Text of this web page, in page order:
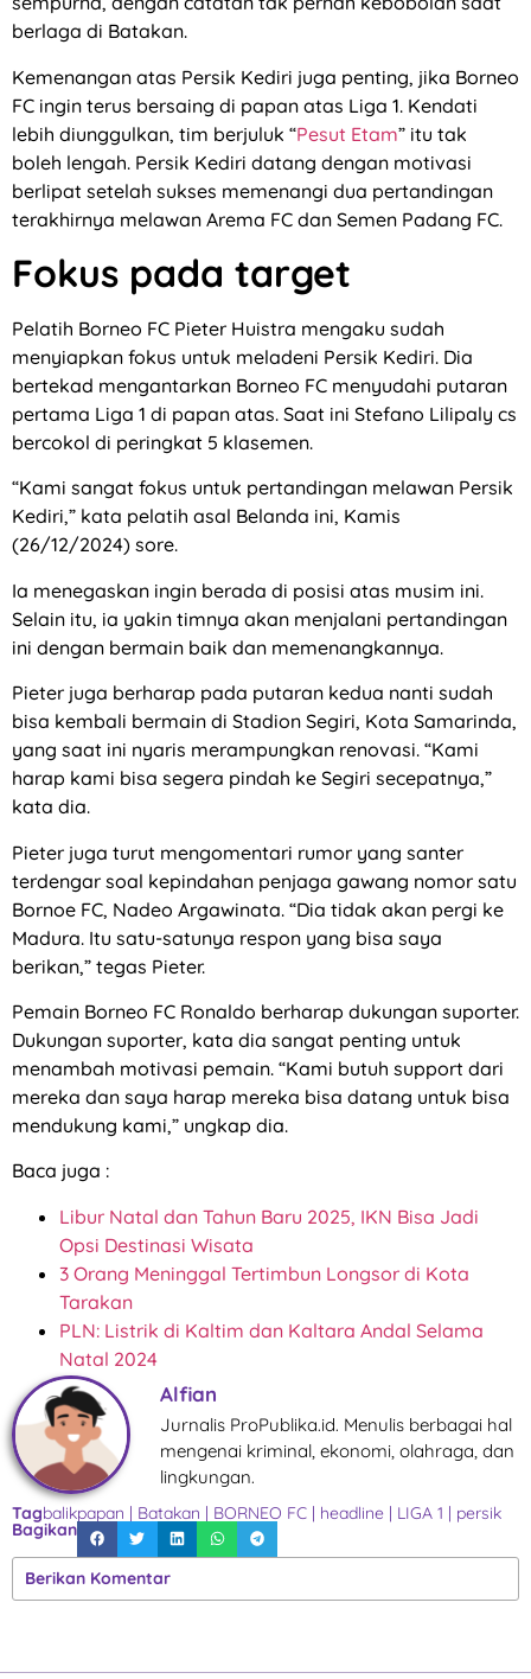
berlaga di Batakan.
Kemenangan atas Persik Kediri juga penting, jika Borneo
FC ingin terus bersaing di papan atas Liga 1. Kendati
lebih diunggulkan, tim berjuluk “Pesut Etam” itu tak
boleh lengah. Persik Kediri datang dengan motivasi
berlipat setelah sukses memenangi dua pertandingan
terakhirnya melawan Arema FC dan Semen Padang FC.
Fokus pada target
Pelatih Borneo FC Pieter Huistra mengaku sudah
menyiapkan fokus untuk meladeni Persik Kediri. Dia
bertekad mengantarkan Borneo FC menyudahi putaran
pertama Liga 1 di papan atas. Saat ini Stefano Lilipaly cs
bercokol di peringkat 5 klasemen.
“Kami sangat fokus untuk pertandingan melawan Persik
Kediri,” kata pelatih asal Belanda ini, Kamis
(26/12/2024) sore.
Ia menegaskan ingin berada di posisi atas musim ini.
Selain itu, ia yakin timnya akan menjalani pertandingan
ini dengan bermain baik dan memenangkannya.
Pieter juga berharap pada putaran kedua nanti sudah
bisa kembali bermain di Stadion Segiri, Kota Samarinda,
yang saat ini nyaris merampungkan renovasi. “Kami
harap kami bisa segera pindah ke Segiri secepatnya,”
kata dia.
Pieter juga turut mengomentari rumor yang santer
terdengar soal kepindahan penjaga gawang nomor satu
Bornoe FC, Nadeo Argawinata. “Dia tidak akan pergi ke
Madura. Itu satu-satunya respon yang bisa saya
berikan,” tegas Pieter.
Pemain Borneo FC Ronaldo berharap dukungan suporter.
Dukungan suporter, kata dia sangat penting untuk
menambah motivasi pemain. “Kami butuh support dari
mereka dan saya harap mereka bisa datang untuk bisa
mendukung kami,” ungkap dia.
Baca juga :
Libur Natal dan Tahun Baru 2025, IKN Bisa Jadi
Opsi Destinasi Wisata
3 Orang Meninggal Tertimbun Longsor di Kota
Tarakan
PLN: Listrik di Kaltim dan Kaltara Andal Selama
Natal 2024
Alfian
Jurnalis ProPublika.id. Menulis berbagai hal
mengenai kriminal, ekonomi, olahraga, dan
lingkungan.
Tagbalikpapan | Batakan | BORNEO FC | headline | LIGA 1 | persik
Bagikan
Berikan Komentar